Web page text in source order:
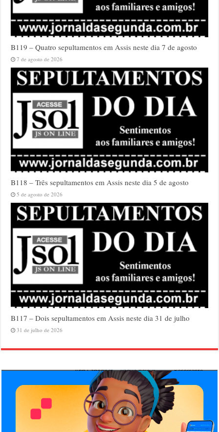
B119 – Quatro sepultamentos em Assis neste dia 7 de agosto
7 de agosto de 2026
B118 – Três sepultamentos em Assis neste dia 5 de agosto
5 de agosto de 2026
B117 – Dois sepultamentos em Assis neste dia 31 de julho
31 de julho de 2026